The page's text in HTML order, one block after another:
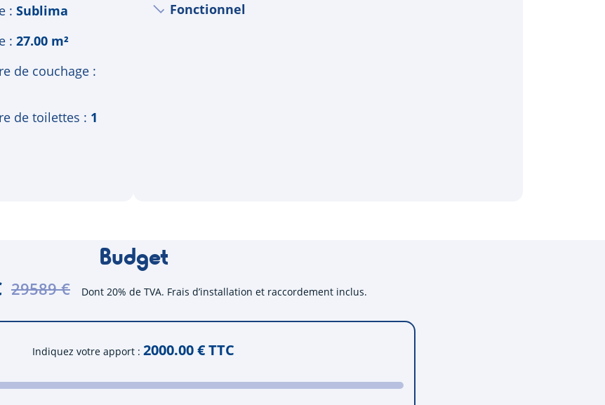
Sublima
27.00 m²
de couchage
de toilettes 1
Fonctionnel
Budget
29589 € Dont 20% de TVA. Frais d’installation et raccordement inclus.
Indiquez votre apport 2000.00€ TTC